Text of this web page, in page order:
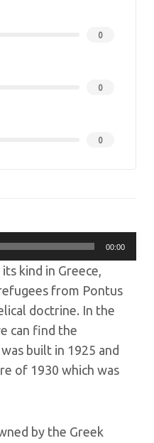
0
0
0
00:00
kind in Greece,
from Pontus
doctrine. In the
can find the
built in 1925 and
of 1930 which was
by the Greek